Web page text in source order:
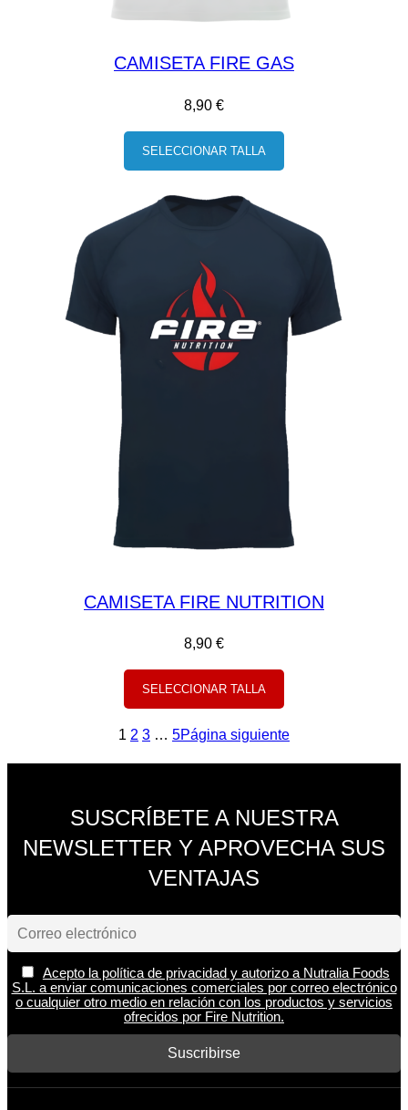
CAMISETA FIRE GAS
8,90 €
SELECCIONAR TALLA
CAMISETA FIRE NUTRITION
8,90 €
SELECCIONAR TALLA
1 2 3 … 5Página siguiente
SUSCRÍBETE A NUESTRA
NEWSLETTER Y APROVECHA SUS
VENTAJAS
Acepto la política de privacidad y autorizo a Nutralia Foods
S.L. a enviar comunicaciones comerciales por correo electrónico
o cualquier otro medio en relación con los productos y servicios
ofrecidos por Fire Nutrition.